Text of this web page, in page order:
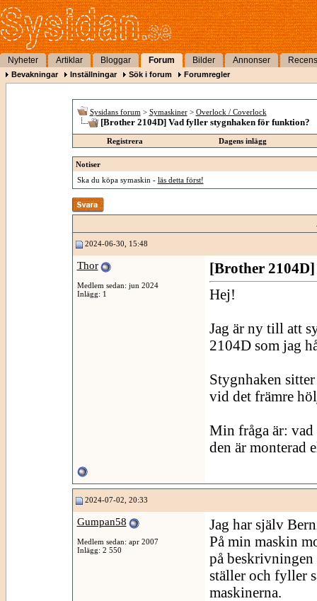
Nyheter Artiklar Bloggar Forum Bilder Annonser
Bevakningar Inställningar Sök i forum Forumregler
Sysidans forum > Symaskiner > Overlock / Coverlock
[Brother 2104D] Vad fyller stygnhaken för funktion?
Registrera Dagens inlägg
Notiser
Ska du köpa symaskin - läs detta först!
2024-06-30, 15:48
Thor
Medlem sedan: jun 2024
Inlägg: 1
[Brother
Hej!
Jag är ny till att
2104D som jag
Stygnhaken
vid det främre
Min fråga är:
den är monterad
2024-07-02, 20:33
Gumpan58
Medlem sedan: apr 2007
Inlägg: 2 550
Jag har själv
På min maskin
på beskrivningen
ställer och fyller
maskinerna.